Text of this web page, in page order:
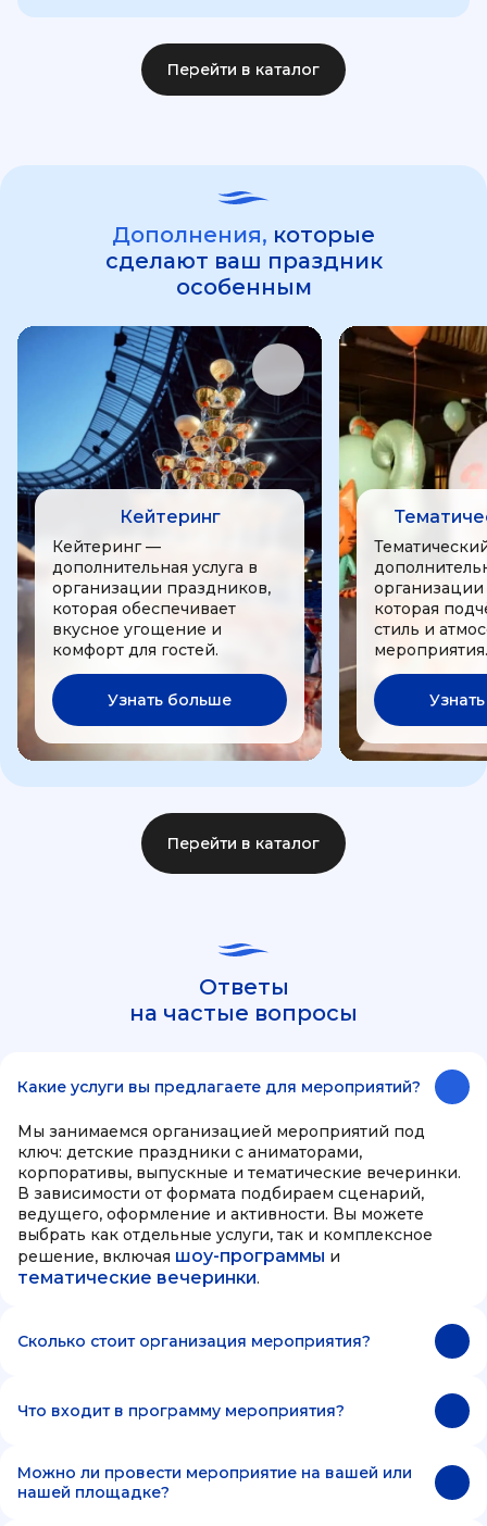
Перейти в каталог
Дополнения, которые
сделают ваш праздник
особенным
Кейтеринг
Кейтеринг —
дополнительная услуга в
организации праздников,
которая обеспечивает
вкусное угощение и
комфорт для гостей.
Узнать больше
которая
стиль и
мероприятия.
Перейти в каталог
Ответы
на частые вопросы
Какие услуги вы предлагаете для мероприятий?
Мы занимаемся организацией мероприятий под
ключ: детские праздники с аниматорами,
корпоративы, выпускные и тематические вечеринки.
В зависимости от формата подбираем сценарий,
ведущего, оформление и активности. Вы можете
выбрать как отдельные услуги, так и комплексное
решение, включая шоу-программы и
тематические вечеринки.
Сколько стоит организация мероприятия?
Что входит в программу мероприятия?
Можно ли провести мероприятие на вашей или
нашей площадке?